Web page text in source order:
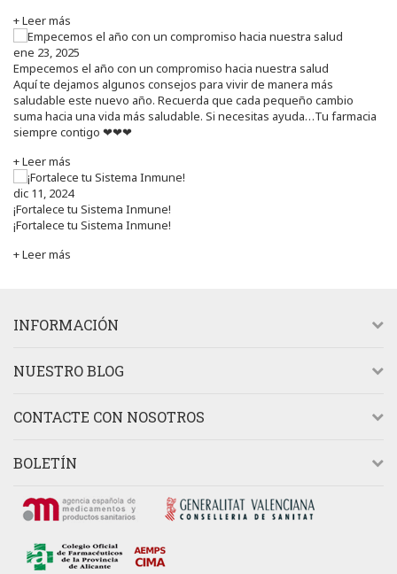
+ Leer más
ene 23, 2025
Empecemos el año con un compromiso hacia nuestra salud
Aquí te dejamos algunos consejos para vivir de manera más
saludable este nuevo año. Recuerda que cada pequeño cambio
suma hacia una vida más saludable. Si necesitas ayuda…Tu farmacia
siempre contigo ❤❤❤
+ Leer más
dic 11, 2024
¡Fortalece tu Sistema Inmune!
¡Fortalece tu Sistema Inmune!
+ Leer más
INFORMACIÓN
NUESTRO BLOG
CONTACTE CON NOSOTROS
BOLETÍN